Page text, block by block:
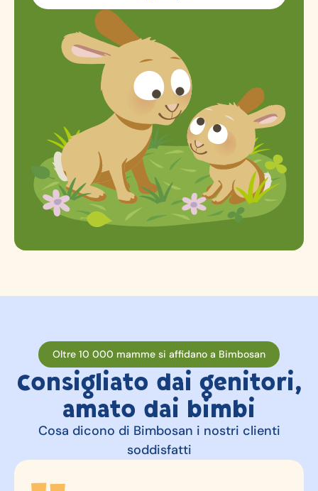
Oltre 10 000 mamme si affidano a Bimbosan
Consigliato dai genitori,
amato dai bimbi
Cosa dicono di Bimbosan i nostri clienti
soddisfatti